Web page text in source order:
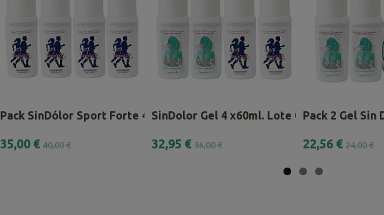
Pack SinDólor Sport Forte 4 x 60ml.
35,00 € 40,00 €
SinDolor Gel 4 x60ml. Lote Combinado
32,95 € 36,00 €
Pack 2 Gel Sin
22,56 € 24,00 €